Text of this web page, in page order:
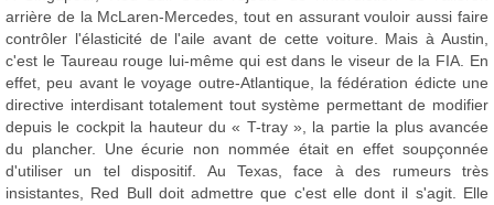
arrière de la McLaren-Mercedes, tout en assurant vouloir aussi faire
contrôler l'élasticité de l'aile avant de cette voiture. Mais à Austin,
c'est le Taureau rouge lui-même qui est dans le viseur de la FIA. En
effet, peu avant le voyage outre-Atlantique, la fédération édicte une
directive interdisant totalement tout système permettant de modifier
depuis le cockpit la hauteur du « T-tray », la partie la plus avancée
du plancher. Une écurie non nommée était en effet soupçonnée
d'utiliser un tel dispositif. Au Texas, face à des rumeurs très
insistantes, Red Bull doit admettre que c'est elle dont il s'agit. Elle